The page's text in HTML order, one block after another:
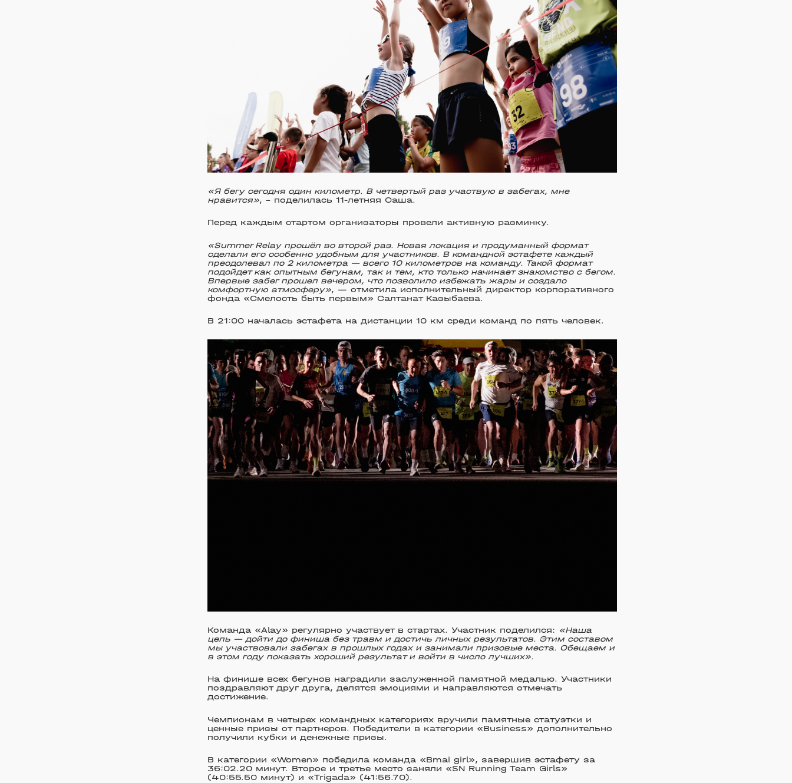
«Я бегу сегодня один километр. В четвертый раз участвую в забегах, мне
нравится», – поделилась 11-летняя Саша.
Перед каждым стартом организаторы провели активную разминку.
«Summer Relay прошёл во второй раз. Новая локация и продуманный формат
сделали его особенно удобным для участников. В командной эстафете каждый
преодолевал по 2 километра — всего 10 километров на команду. Такой формат
подойдет как опытным бегунам, так и тем, кто только начинает знакомство с бегом.
Впервые забег прошел вечером, что позволило избежать жары и создало
комфортную атмосферу», — отметила исполнительный директор корпоративного
фонда «Смелость быть первым» Салтанат Казыбаева.
В 21:00 началась эстафета на дистанции 10 км среди команд по пять человек.
Команда «Alay» регулярно участвует в стартах. Участник поделился: «Наша
цель — дойти до финиша без травм и достичь личных результатов. Этим составом
мы участвовали забегах в прошлых годах и занимали призовые места. Обещаем и
в этом году показать хороший результат и войти в число лучших».
На финише всех бегунов наградили заслуженной памятной медалью. Участники
поздравляют друг друга, делятся эмоциями и направляются отмечать
достижение.
Чемпионам в четырех командных категориях вручили памятные статуэтки и
ценные призы от партнеров. Победители в категории «Business» дополнительно
получили кубки и денежные призы.
В категории «Women» победила команда «Bmai girl», завершив эстафету за
36:02.20 минут. Второе и третье место заняли «SN Running Team Girls»
(40:55.50 минут) и «Trigada» (41:56.70).